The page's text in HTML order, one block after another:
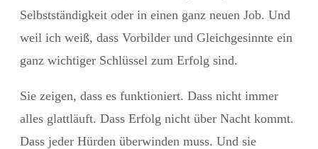
Selbstständigkeit oder in einen ganz neuen Job. Und
weil ich weiß, dass Vorbilder und Gleichgesinnte ein
ganz wichtiger Schlüssel zum Erfolg sind.
Sie zeigen, dass es funktioniert. Dass nicht immer
alles glattläuft. Dass Erfolg nicht über Nacht kommt.
Dass jeder Hürden überwinden muss. Und sie